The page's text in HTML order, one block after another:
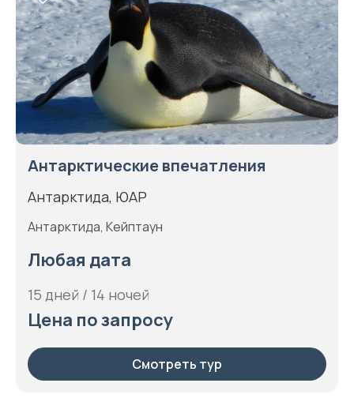
Антарктические впечатления
Антарктида, ЮАР
Антарктида, Кейптаун
Любая дата
15 дней / 14 ночей
Цена по запросу
Смотреть тур